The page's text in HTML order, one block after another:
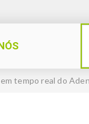
tempo real do